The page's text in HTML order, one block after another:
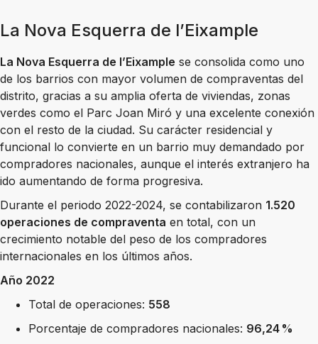
La Nova Esquerra de l’Eixample
La Nova Esquerra de l’Eixample se consolida como uno
de los barrios con mayor volumen de compraventas del
distrito, gracias a su amplia oferta de viviendas, zonas
verdes como el Parc Joan Miró y una excelente conexión
con el resto de la ciudad. Su carácter residencial y
funcional lo convierte en un barrio muy demandado por
compradores nacionales, aunque el interés extranjero ha
ido aumentando de forma progresiva.
Durante el periodo 2022-2024, se contabilizaron 1.520
operaciones de compraventa en total, con un
crecimiento notable del peso de los compradores
internacionales en los últimos años.
Año 2022
Total de operaciones: 558
Porcentaje de compradores nacionales: 96,24 %